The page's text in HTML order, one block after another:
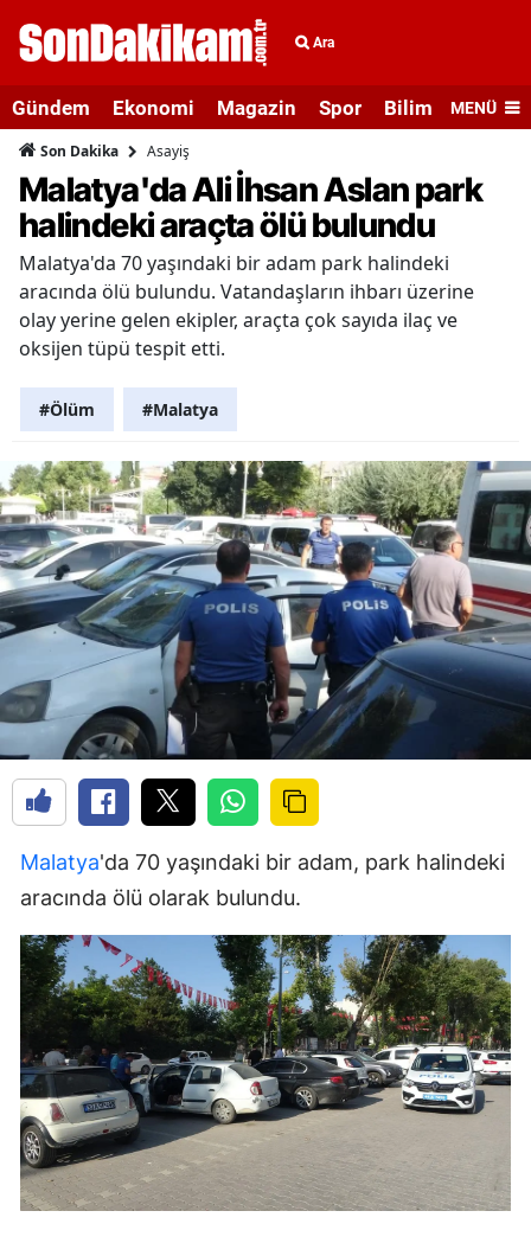
Ara
Gündem Ekonomi Magazin Spor Bilim veMENÜ
Son Dakika Asayiş
Malatya'da Ali İhsan Aslan park
halindeki araçta ölü bulundu
Malatya'da 70 yaşındaki bir adam park halindeki
aracında ölü bulundu. Vatandaşların ihbarı üzerine
olay yerine gelen ekipler, araçta çok sayıda ilaç ve
oksijen tüpü tespit etti.
#Ölüm #Malatya
Malatya'da 70 yaşındaki bir adam, park halindeki
aracında ölü olarak bulundu.